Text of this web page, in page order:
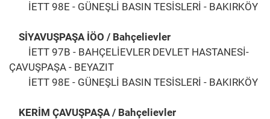
İETT 98E - GÜNEŞLİ BASIN TESİSLERİ - BAKIRKÖY
SİYAVUŞPAŞA İÖO / Bahçelievler
İETT 97B - BAHÇELİEVLER DEVLET HASTANESİ-
ÇAVUŞPAŞA - BEYAZIT
İETT 98E - GÜNEŞLİ BASIN TESİSLERİ - BAKIRKÖY
KERİM ÇAVUŞPAŞA / Bahçelievler